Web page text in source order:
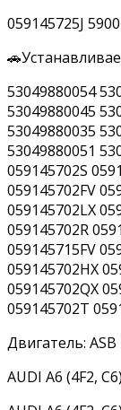
059145725J
53049880054
53049880045
53049880035
53049880051
059145702S
059145702FV
059145702LX
059145702R
059145715FV
059145702HX
059145702QX
059145702T
Двигатель: ASB
AUDI A6 (4F2,